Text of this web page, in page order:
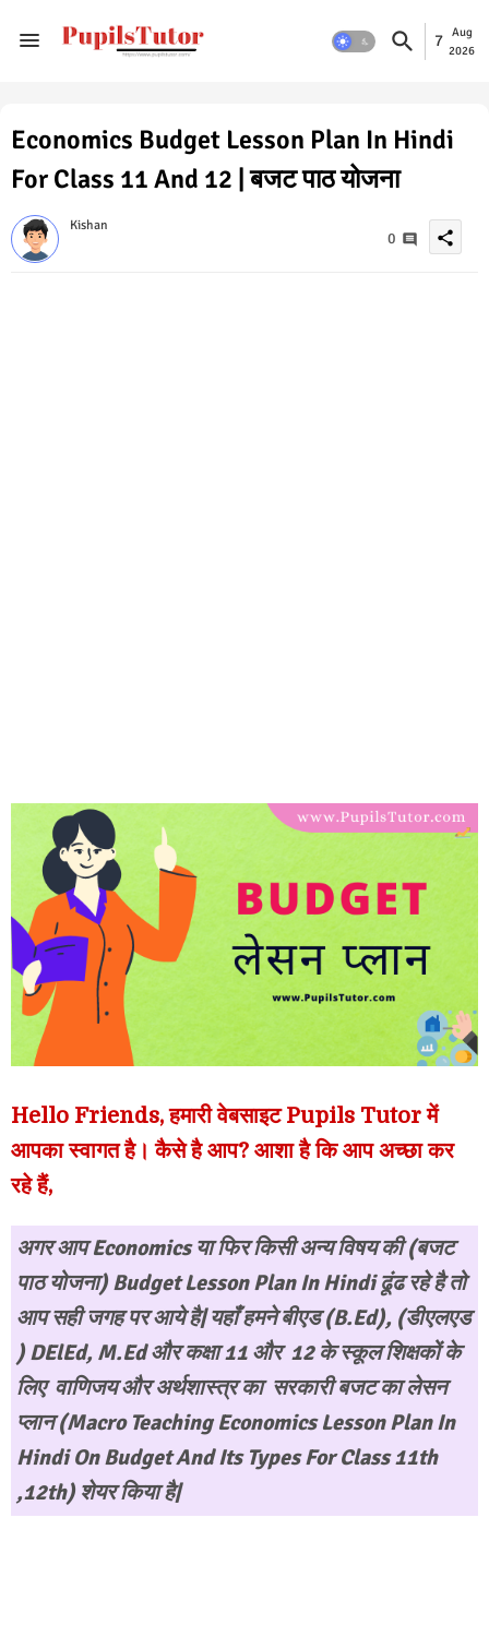
7
Aug
2026
Economics Budget Lesson Plan In Hindi
For Class 11 And 12 | बजट पाठ योजना
Kishan
0 share
Hello Friends, हमारी वेबसाइट Pupils Tutor में
आपका स्वागत है। कैसे है आप? आशा है कि आप अच्छा कर
रहे हैं,
अगर आप Economics या फिर किसी अन्य विषय की (बजट
पाठ योजना)Budget Lesson Plan In Hindiढूंढ रहे है तो
आप सही जगह पर आये है| यहाँ हमने बीएड (B.Ed), (डीएलएड
) DElEd, M.Ed और कक्षा 11 और 12 के स्कूल शिक्षकों के
लिए वाणिजय और अर्थशास्त्र का सरकारी बजट का लेसन
प्लान (Macro Teaching Economics Lesson Plan In
Hindi On Budget And Its Types For Class 11th
,12th) शेयर किया है|